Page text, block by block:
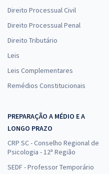
Direito Processual Civil
Direito Processual Penal
Direito Tributário
Leis
Leis Complementares
Remédios Constitucionais
PREPARAÇÃO A MÉDIO E A
LONGO PRAZO
CRP SC - Conselho Regional de
Psicologia - 12ª Região
SEDF - Professor Temporário